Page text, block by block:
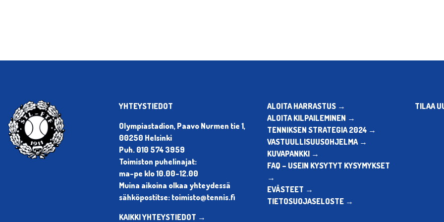
YHTEYSTIEDOT
Olympiastadion, Paavo Nurmen tie 1,
00250 Helsinki
Puh. 010 574 3959
Toimiston puhelinajat:
ma-pe klo 10.00-12.00
Muina aikoina olkaa yhteydessä
sähköpostitse: toimisto@tennis.fi
KAIKKI YHTEYSTIEDOT →
ALOITA HARRASTUS →
ALOITA KILPAILEMINEN →
TENNIKSEN STRATEGIA 2024 →
VASTUULLISUUSOHJELMA →
KUVAPANKKI →
FAQ – USEIN KYSYTYT KYSYMYKSET
→
EVÄSTEET →
TIETOSUOJASELOSTE →
TILAA